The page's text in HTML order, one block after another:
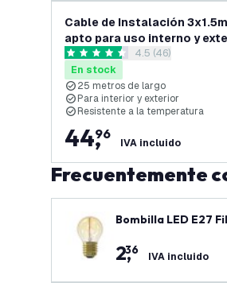
Cable de Instalación
apto para uso interno y
como cable de tierra - 25
abrir el panel de
4.5 estrellas de puntuación
4.5 (46)
En stock
25 metros de largo
Para interior y exterior
Resistente a la temperatura
44,
96
IVA incluido
Frecuentemente
Bombilla LED E27
2,
36 IVA incluido